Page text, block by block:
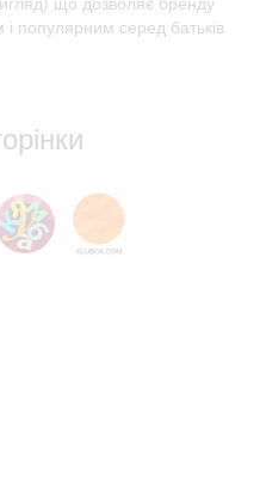
популярним серед батьків